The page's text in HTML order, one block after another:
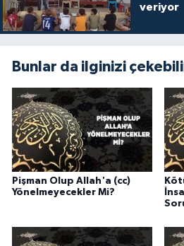
veriyor
Bunlar da ilginizi
Pişman Olup Allah'a (cc)
Yönelmeyecekler Mi?
Hatay Müftülüğü
Isparta Müftülüğü
İstanbul Müftülüğü
İzmir Müftülüğü
Kahramanmaraş
Karabük Müftülüğü